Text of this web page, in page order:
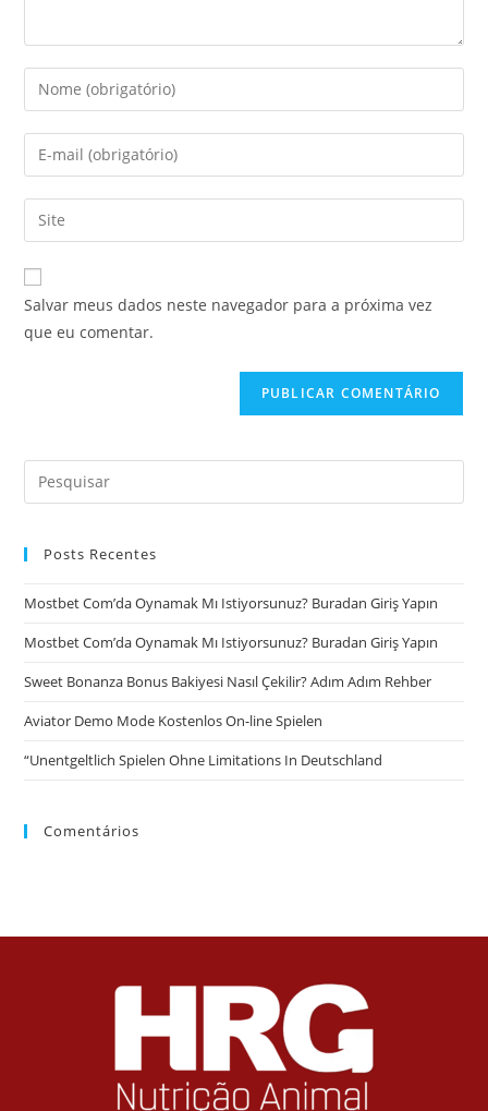
Salvar meus dados neste navegador para a próxima vez
que eu comentar.
Posts Recentes
Mostbet Com’da Oynamak Mı Istiyorsunuz? Buradan Giriş Yapın
Mostbet Com’da Oynamak Mı Istiyorsunuz? Buradan Giriş Yapın
Sweet Bonanza Bonus Bakiyesi Nasıl Çekilir? Adım Adım Rehber
Aviator Demo Mode Kostenlos On-line Spielen
“Unentgeltlich Spielen Ohne Limitations In Deutschland
Comentários